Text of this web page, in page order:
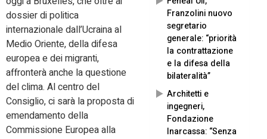
Franzolini nuovo
segretario
generale: “priorità
la contrattazione
e la difesa della
bilateralità”
Architetti e
ingegneri,
Fondazione
Inarcassa: “Senza
dossier di politica
internazionale dall’Ucraina al
Medio Oriente, della difesa
europea e dei migranti,
affronterà anche la questione
del clima. Al centro del
Consiglio, ci sarà la proposta di
emendamento della
Commissione Europea alla